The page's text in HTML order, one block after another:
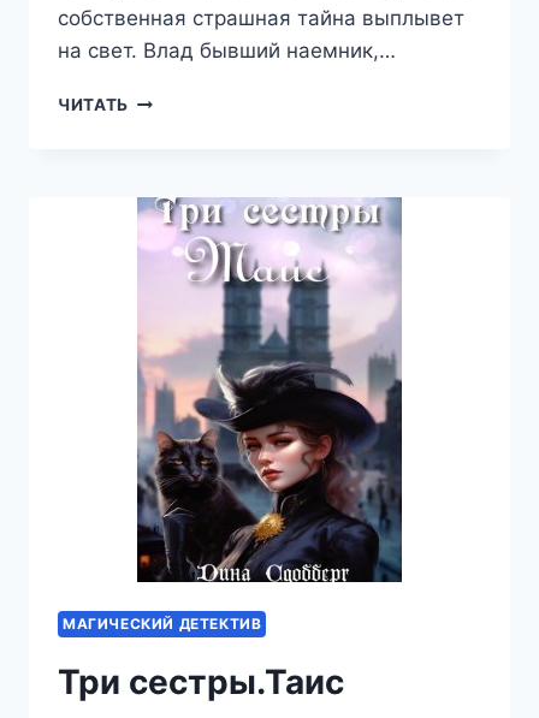
собственная страшная тайна выплывет
на свет. Влад бывший наемник,…
ЧИТАТЬ ПО
МАГИЧЕСКИЙ ДЕТЕКТИВ
Три сестры.Таис